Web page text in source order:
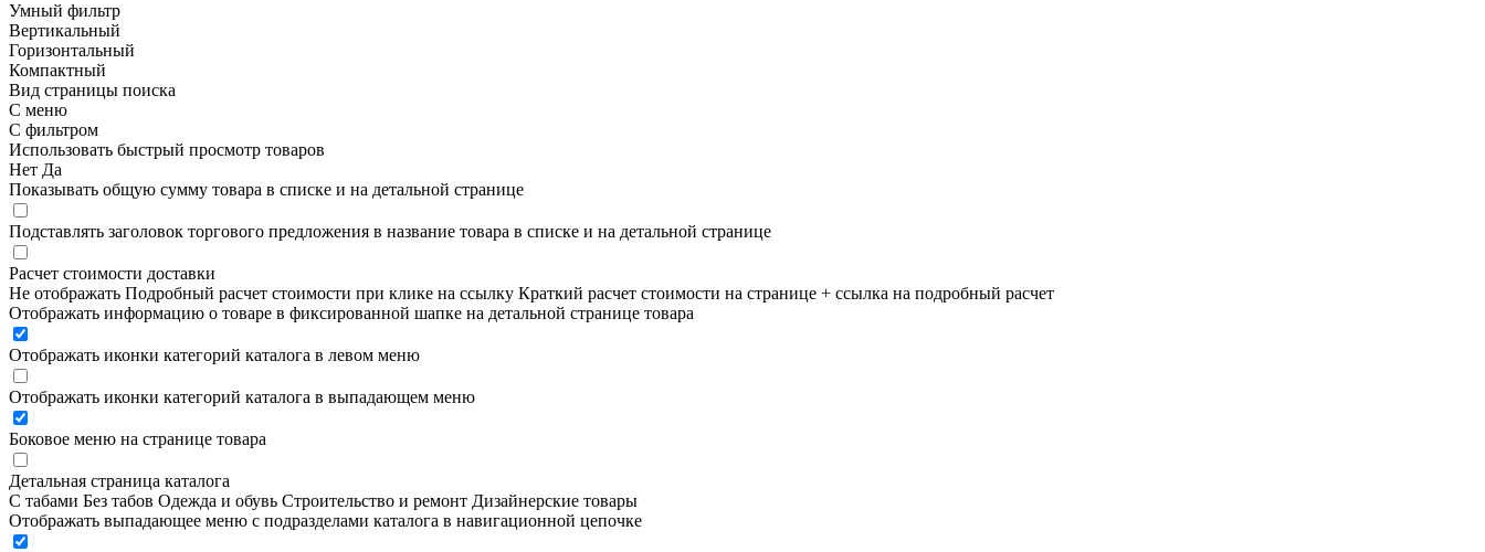
Умный фильтр
Вертикальный
Горизонтальный
Компактный
Вид страницы поиска
С меню
С фильтром
Использовать быстрый просмотр товаров
Нет Да
Показывать общую сумму товара в списке и на детальной странице
Подставлять заголовок торгового предложения в название товара в списке и на детальной странице
Расчет стоимости доставки
Не отображать Подробный расчет стоимости при клике на ссылку Краткий расчет стоимости на странице + ссылка на подробный расчет
Отображать информацию о товаре в фиксированной шапке на детальной странице товара
Отображать иконки категорий каталога в левом меню
Отображать иконки категорий каталога в выпадающем меню
Боковое меню на странице товара
Детальная страница каталога
С табами Без табов Одежда и обувь Строительство и ремонт Дизайнерские товары
Отображать выпадающее меню с подразделами каталога в навигационной цепочке